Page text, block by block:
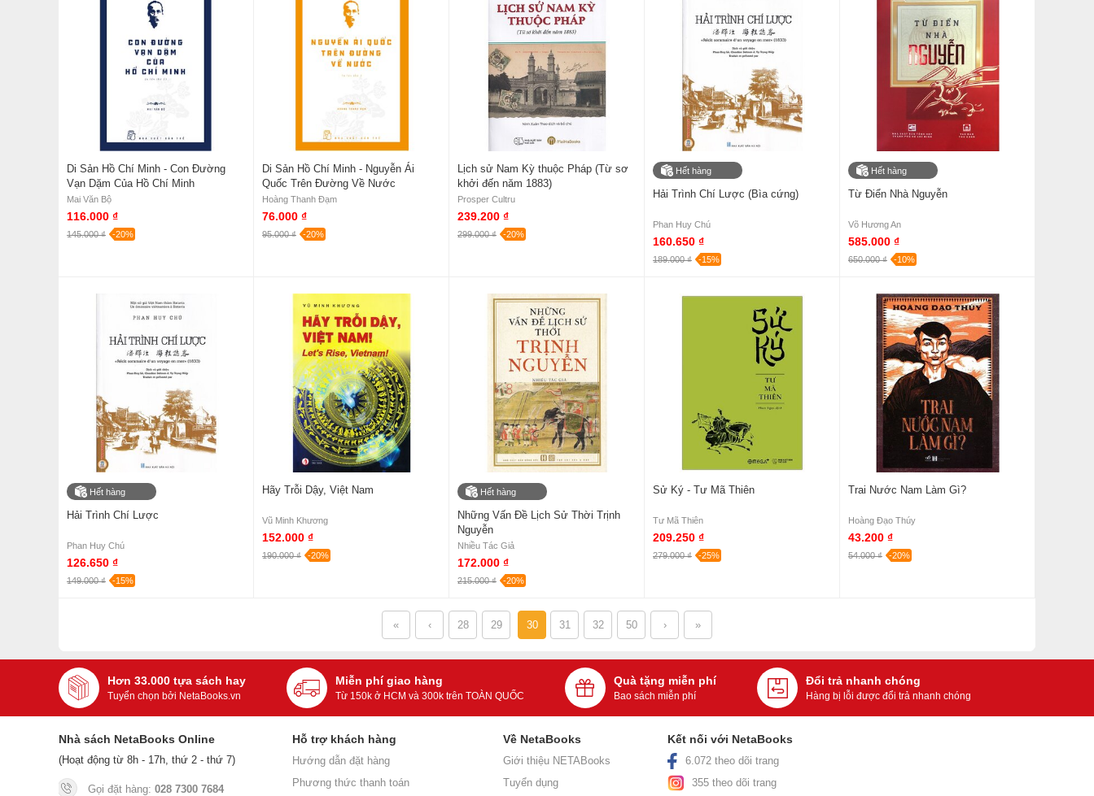
Di Sản Hồ Chí Minh - Con Đường
Vạn Dặm Của Hồ Chí Minh
Mai Văn Bộ
116.000 ₫
145.000 ₫ -20%
Di Sản Hồ Chí Minh - Nguyễn Ái
Quốc Trên Đường Về Nước
Hoàng Thanh Đạm
76.000 ₫
95.000 ₫ -20%
Lịch sử Nam Kỳ thuộc Pháp (Từ sơ
khởi đến năm 1883)
Prosper Cultru
239.200 ₫
299.000 ₫ -20%
Hết hàng
Hải Trình Chí Lược (Bìa cứng)
Phan Huy Chú
160.650 ₫
189.000 ₫ -15%
Hết hàng
Từ Điển Nhà Nguyễn
Võ Hương An
585.000 ₫
650.000 ₫ -10%
Hết hàng
Hải Trình Chí Lược
Phan Huy Chú
126.650 ₫
149.000 ₫ -15%
Hãy Trỗi Dậy, Việt Nam
Vũ Minh Khương
152.000 ₫
190.000 ₫ -20%
Hết hàng
Những Vấn Đề Lịch Sử Thời Trịnh
Nguyễn
Nhiều Tác Giả
172.000 ₫
215.000 ₫ -20%
Sử Ký - Tư Mã Thiên
Tư Mã Thiên
209.250 ₫
279.000 ₫ -25%
Trai Nước Nam Làm Gì?
Hoàng Đạo Thúy
43.200 ₫
54.000 ₫ -20%
« ‹ 28 29 30 31 32 50 › »
Hơn 33.000 tựa sách hay
Tuyển chọn bởi NetaBooks.vn
Miễn phí giao hàng
Từ 150k ở HCM và 300k trên TOÀN QUỐC
Quà tặng miễn phí
Bao sách miễn phí
Đổi trả nhanh chóng
Hàng bị lỗi được đổi trả nhanh chóng
Nhà sách NetaBooks Online
(Hoạt động từ 8h - 17h, thứ 2 - thứ 7)
Gọi đặt hàng: 028 7300 7684
Hỗ trợ khách hàng
Hướng dẫn đặt hàng
Phương thức thanh toán
Về NetaBooks
Giới thiệu NETABooks
Tuyển dụng
Kết nối với NetaBooks
6.072 theo dõi trang
355 theo dõi trang